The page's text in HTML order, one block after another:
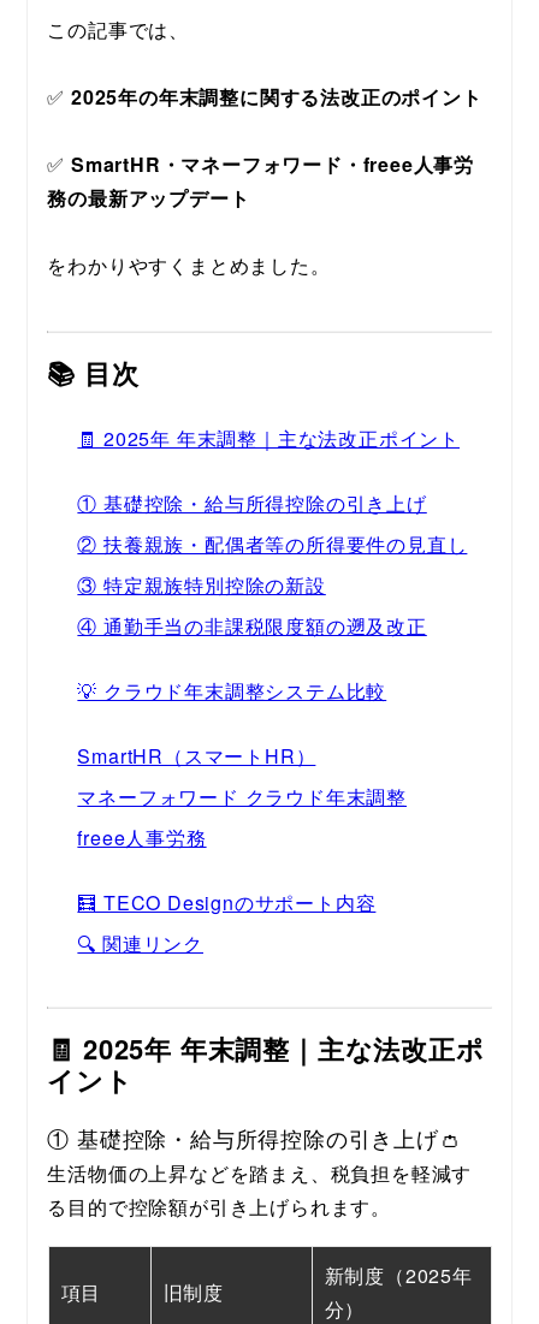
この記事では、
✅ 2025年の年末調整に関する法改正のポイント
✅ SmartHR・マネーフォワード・freee人事労
務の最新アップデート
をわかりやすくまとめました。
📚 目次
🧾 2025年 年末調整｜主な法改正ポイント
① 基礎控除・給与所得控除の引き上げ
② 扶養親族・配偶者等の所得要件の見直し
③ 特定親族特別控除の新設
④ 通勤手当の非課税限度額の遡及改正
💡 クラウド年末調整システム比較
SmartHR（スマートHR）
マネーフォワード クラウド年末調整
freee人事労務
🧮 TECO Designのサポート内容
🔍 関連リンク
🧾 2025年 年末調整｜主な法改正ポ
イント
① 基礎控除・給与所得控除の引き上げ👛
生活物価の上昇などを踏まえ、税負担を軽減す
る目的で控除額が引き上げられます。
項目 旧制度
新制度（2025年
分）